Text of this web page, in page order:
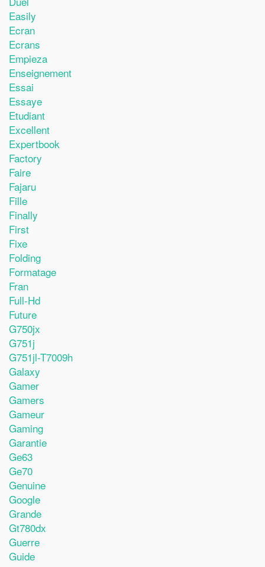
Easily
Ecran
Ecrans
Empieza
Enseignement
Essai
Essaye
Etudiant
Excellent
Expertbook
Factory
Faire
Fajaru
Fille
Finally
First
Fixe
Folding
Formatage
Fran
Full-Hd
Future
G750jx
G751j
G751jl-T7009h
Galaxy
Gamer
Gamers
Gameur
Gaming
Garantie
Ge63
Ge70
Genuine
Google
Grande
Gt780dx
Guerre
Guide